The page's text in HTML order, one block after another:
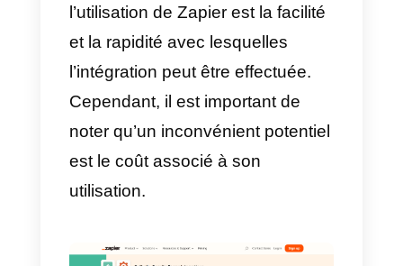
l’utilisateur dans le formulaire,
telles que le nom.
Ainsi, la règle élaborée permettra
d’envoyer le message
personnalisé au numéro de
dans la question correspondante